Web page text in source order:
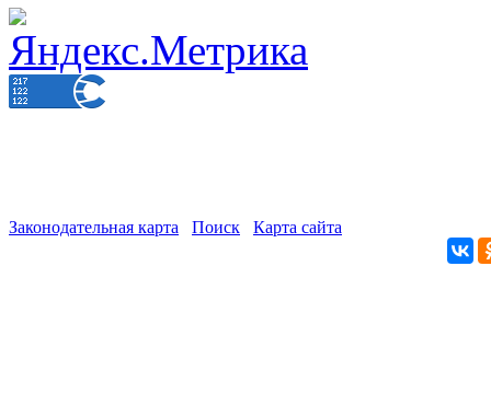
Законодательная карта Поиск Карта сайта